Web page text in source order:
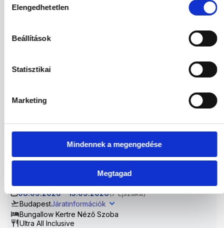
kiválasztása
Elengedhetetlen
Beállítások
Statisztikai
Marketing
Mindennek a megengedése
Megtagad
Dec
Máj
01.09.2026
Ultra All Inclusive
HUF
2Felnőttek,0 Gyermekek Kiválasztás
08.09.2026- 15.09.2026(7 Éjszaka)
BudapestJáratinformációk
Bungallow Kertre Néző Szoba
Ultra All Inclusive